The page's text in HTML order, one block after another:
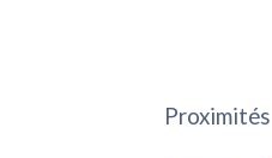
Proximités